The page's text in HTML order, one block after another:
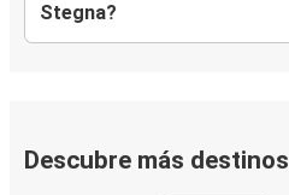
Stegna?
Descubre más destinos